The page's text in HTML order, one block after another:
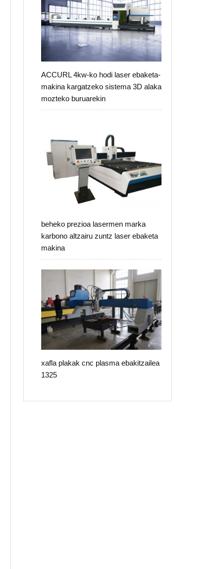
ACCURL 4kw-ko hodi laser ebaketa-
makina kargatzeko sistema 3D alaka
mozteko buruarekin
beheko prezioa lasermen marka
karbono altzairu zuntz laser ebaketa
makina
xafla plakak cnc plasma ebakitzailea
1325